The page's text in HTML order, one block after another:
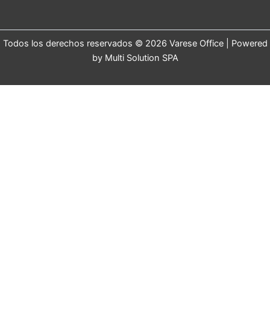
Todos los derechos reservados © 2026 Varese Office | Powered
by Multi Solution SPA